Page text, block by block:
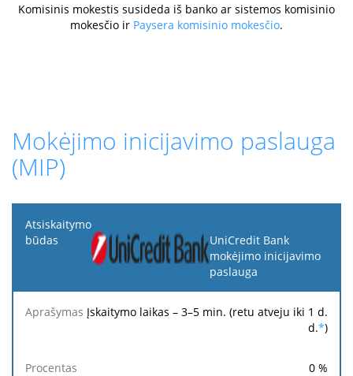
Komisinis mokestis susideda iš banko ar sistemos komisinio
mokesčio ir Paysera komisinio mokesčio.
Mokėjimo inicijavimo paslauga
(MIP)
Atsiskaitymo
būdas
Minimalus
mokestis
mokestis
UniCredit Bank
mokėjimo inicijavimo
paslauga
Įskaitymo laikas – 3–5 min. (retu atveju iki 1 d.
d.*)
0 %